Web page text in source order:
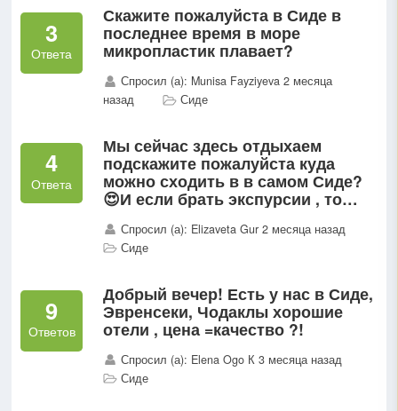
3
Ответа
Скажите пожалуйста в Сиде в
последнее время в море
микропластик плавает?
Спросил (а): Munisa Fayziyeva 2 месяца
назад
Сиде
4
Ответа
Мы сейчас здесь отдыхаем
подскажите пожалуйста куда
можно сходить в в самом Сиде?
😍И если брать экспурсии , то
Спросил (а): Elizaveta Gur 2 месяца назад
Сиде
9
Ответов
Добрый вечер! Есть у нас в Сиде,
Эвренсеки, Чодаклы хорошие
отели , цена =качество ?!
Спросил (а): Elena Ogo К 3 месяца назад
Сиде